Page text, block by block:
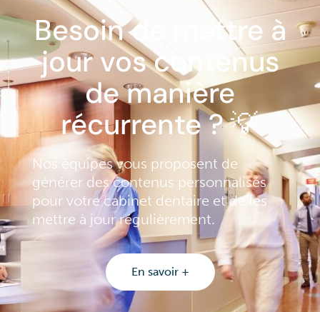
Besoin de mettre à
jour vos contenus
de manière
récurrente ? 💡
Nos équipes vous proposent de
générer des contenus personnalisés
pour votre cabinet dentaire et de les
mettre à jour régulièrement.
En savoir +